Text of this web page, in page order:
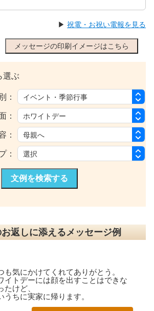
▶ 祝電・お祝い電報を見る
メッセージの印刷イメージはこちら
選ぶ
：
：
：
：
文例を検索する
返しに添えるメッセージ例
も気にかけてくれてありがとう。
イトデーには顔を出すことはできな
たけど、
うちに実家に帰ります。